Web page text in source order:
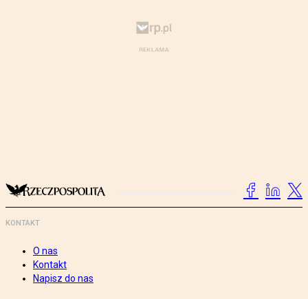
KONTAKT
O nas
Kontakt
Napisz do nas